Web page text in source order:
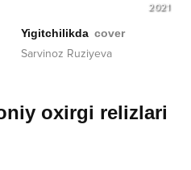
2021
Yigitchilikda cover
Sarvinoz Ruziyeva
oxirgi relizlari